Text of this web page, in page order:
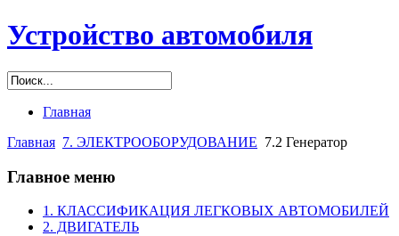
Устройство автомобиля
Главная
Главная 7. ЭЛЕКТРООБОРУДОВАНИЕ 7.2 Генератор
Главное меню
1. КЛАССИФИКАЦИЯ ЛЕГКОВЫХ АВТОМОБИЛЕЙ
2. ДВИГАТЕЛЬ